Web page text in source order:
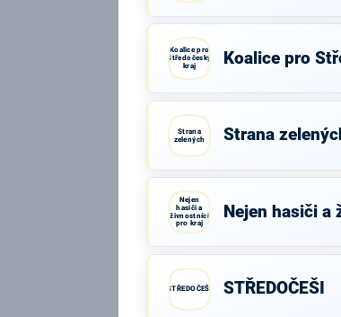
Koalice pro
Středočeský
kraj
Koalice pro
Strana
zelených
Strana
Nejen
hasiči a
živnostníci
pro kraj
Nejen hasiči
STŘEDOČEŠI STŘEDOČEŠI